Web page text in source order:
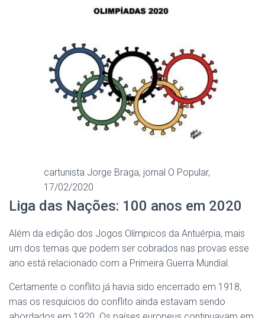
cartunista Jorge Braga, jornal O Popular,
17/02/2020
Liga das Nações: 100 anos em 2020
Além da edição dos Jogos Olímpicos da Antuérpia, mais
um dos temas que podem ser cobrados nas provas esse
ano está relacionado com a Primeira Guerra Mundial.
Certamente o conflito já havia sido encerrado em 1918,
mas os resquícios do conflito ainda estavam sendo